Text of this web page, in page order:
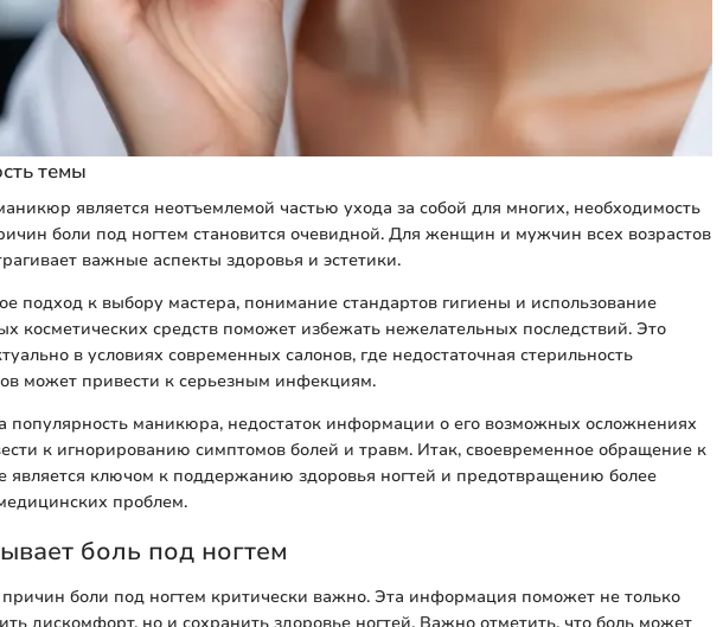
темы
является неотъемлемой частью ухода за собой для многих, необходимость
боли под ногтем становится очевидной. Для женщин и мужчин всех возрастов
важные аспекты здоровья и эстетики.
подход к выбору мастера, понимание стандартов гигиены и использование
косметических средств поможет избежать нежелательных последствий. Это
в условиях современных салонов, где недостаточная стерильность
может привести к серьезным инфекциям.
популярность маникюра, недостаток информации о его возможных осложнениях
к игнорированию симптомов болей и травм. Итак, своевременное обращение к
является ключом к поддержанию здоровья ногтей и предотвращению более
проблем.
боль под ногтем
боли под ногтем критически важно. Эта информация поможет не только
дискомфорт, но и сохранить здоровье ногтей. Важно отметить, что боль может